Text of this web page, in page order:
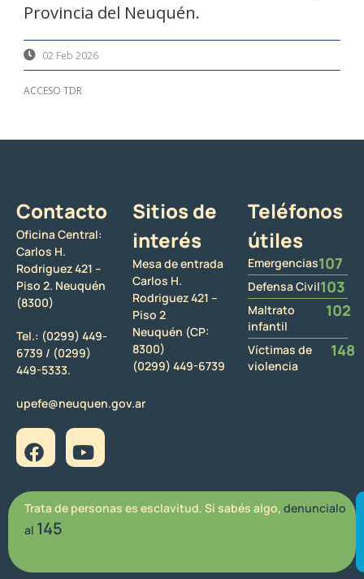
Provincia del Neuquén.
02 Feb 2026
ACCESO TDR
Contacto
Oficina Central:
Carlos H.
Rodriguez 421 –
Piso 2. Neuquén
(8300)
Tel.: (0299) 449-
6739 / (0299)
449-5333.
upefe@neuquen.gov.ar
Sitios de
interés
Mesa de entrada
Carlos H.
Rodriguez 421 –
Piso 2
Neuquén (CP:
8300)
(0299) 449-6739
Teléfonos
útiles
Emergencias107
Defensa Civil103
Maltrato
infantil
102
Víctimas de
violencia
148
Trata de personas es esclavitud. Si sabés algo, denuncialo
al 145